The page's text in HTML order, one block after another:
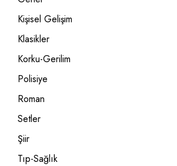
Kişisel Gelişim
Klasikler
Korku-Gerilim
Polisiye
Roman
Setler
Şiir
Tıp-Sağlık